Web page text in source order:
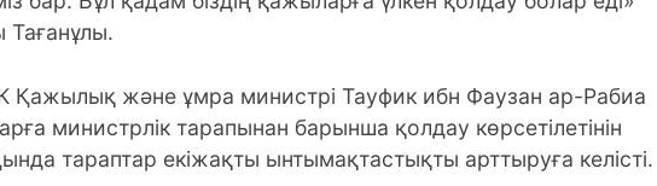
және ұмра министрі Тауфик ибн Фаузан ар-Рабиа
министрлік тарапынан барынша қолдау көрсетілетінін
тараптар екіжақты ынтымақтастықты арттыруға келісті.